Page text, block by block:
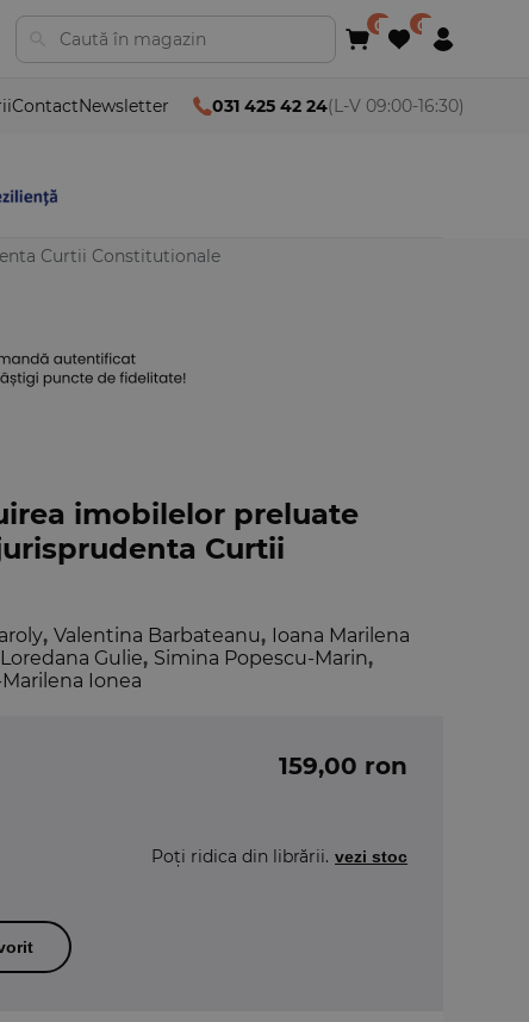
ContactNewsletter 031 425 42 24(L-V 09:00-16:30)
Curtii Constitutionale
imobilelor preluate
Curtii
, Valentina Barbateanu, Ioana Marilena
Gulie, Simina Popescu-Marin,
Ionea
159,00 ron
Poți ridica din librării. vezi stoc